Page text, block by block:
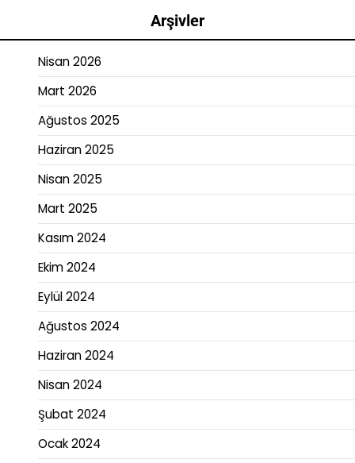
Arşivler
Nisan 2026
Mart 2026
Ağustos 2025
Haziran 2025
Nisan 2025
Mart 2025
Kasım 2024
Ekim 2024
Eylül 2024
Ağustos 2024
Haziran 2024
Nisan 2024
Şubat 2024
Ocak 2024